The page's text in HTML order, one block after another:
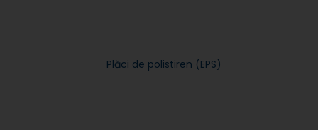
Plăci de polistiren (EPS)